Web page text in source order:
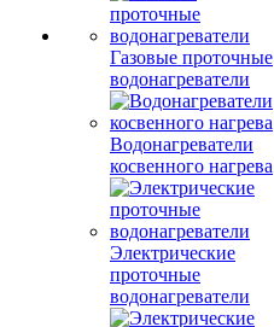
Газовые проточные
водонагреватели
Водонагреватели
косвенного нагрева
Электрические
проточные
водонагреватели